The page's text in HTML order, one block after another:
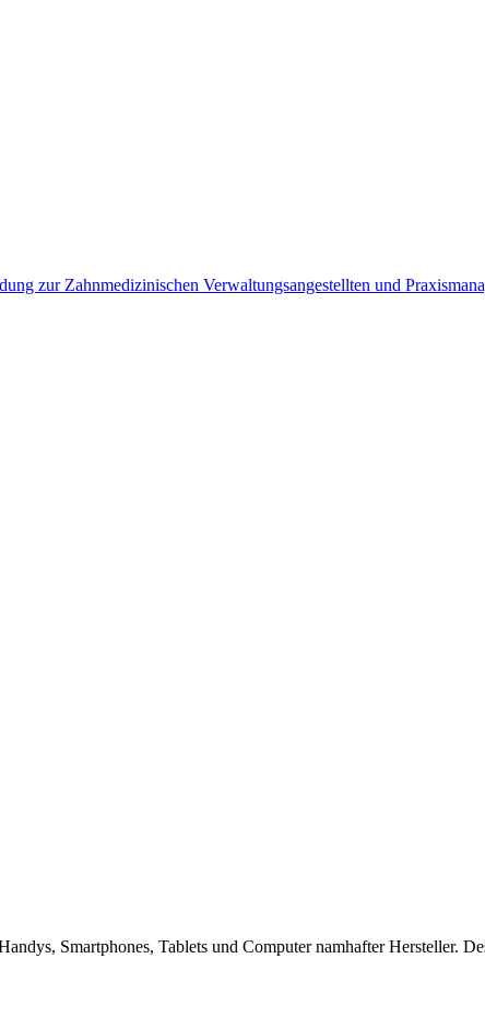
zur Zahnmedizinischen Verwaltungsangestellten und
Smartphones, Tablets und Computer namhafter Hersteller.